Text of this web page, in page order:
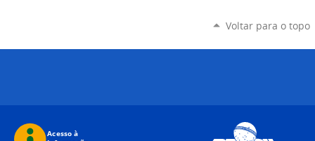
Voltar para o topo